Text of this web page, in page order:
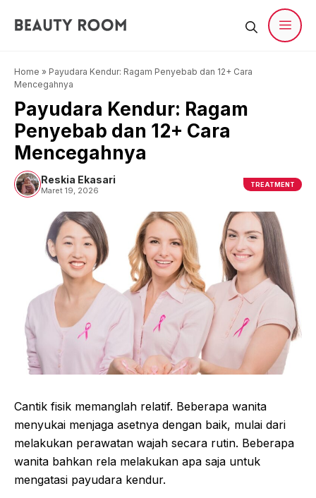
Home » Payudara Kendur: Ragam Penyebab dan 12+ Cara
Mencegahnya
Payudara Kendur: Ragam
Penyebab dan 12+ Cara
Mencegahnya
Reskia Ekasari
Maret 19, 2026
TREATMENT
Cantik fisik memanglah relatif. Beberapa wanita
menyukai menjaga asetnya dengan baik, mulai dari
melakukan perawatan wajah secara rutin. Beberapa
wanita bahkan rela melakukan apa saja untuk
mengatasi payudara kendur.